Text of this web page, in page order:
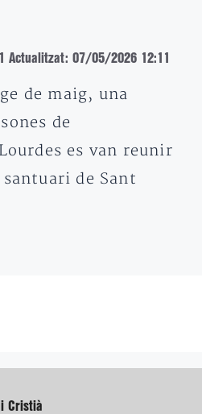
Actualitzat: 07/05/2026 12:11
de maig, una
de
es van reunir
de Sant
i Cristià